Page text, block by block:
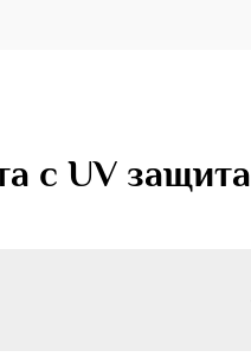
с UV защита